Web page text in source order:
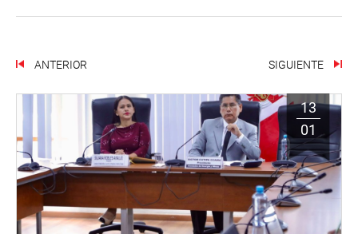
ANTERIOR SIGUIENTE
13
01